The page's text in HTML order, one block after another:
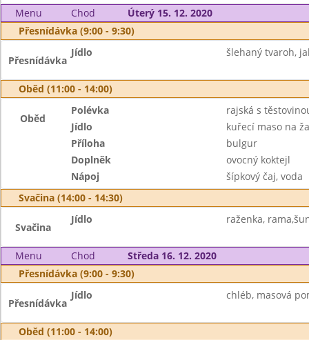
Menu Chod
Úterý 15. 12. 2020
Přesnídávka (9:00 - 9:30)
Přesnídávka
Jídlo šlehaný tvaroh,
Oběd (11:00 - 14:00)
Oběd
Polévka
rajská s
Jídlo
kuřecí maso na
Příloha
bulgur
Doplněk
ovocný koktejl
Nápoj
šípkový čaj, voda
Svačina (14:00 - 14:30)
Svačina
Jídlo raženka,
Menu Chod
Středa 16. 12. 2020
Přesnídávka (9:00 - 9:30)
Přesnídávka
Jídlo chléb, masová
Oběd (11:00 - 14:00)